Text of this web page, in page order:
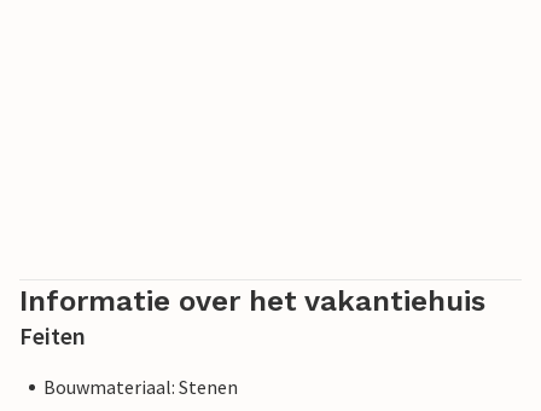
Informatie over het vakantiehuis
Feiten
Bouwmateriaal: Stenen